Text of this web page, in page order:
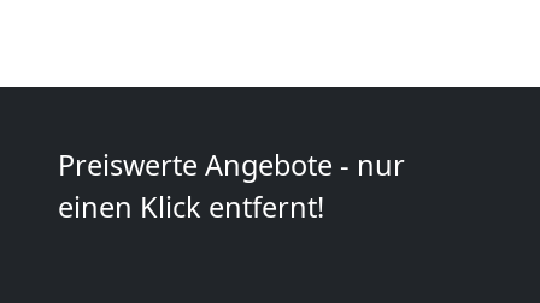
Preiswerte Angebote - nur
einen Klick entfernt!
National
Möbeltransport